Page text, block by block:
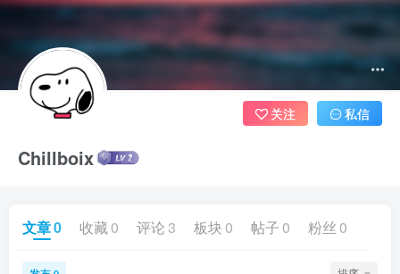
Chillboix
关注 私信
文章0 收藏 0 评论 3 板块 0 帖子 0 粉丝 0